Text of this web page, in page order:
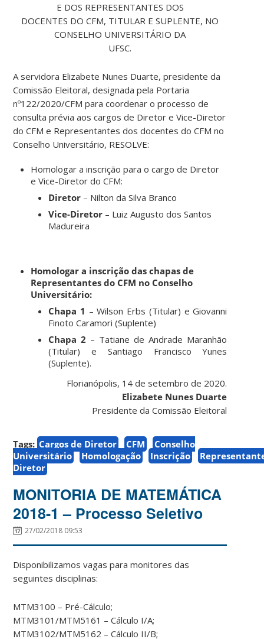
E DOS REPRESENTANTES DOS
DOCENTES DO CFM, TITULAR E SUPLENTE, NO
CONSELHO UNIVERSITÁRIO DA
UFSC.
A servidora Elizabete Nunes Duarte, presidente da
Comissão Eleitoral, designada pela Portaria
nº122/2020/CFM para coordenar o processo de
consulta prévia aos cargos de Diretor e Vice-Diretor
do CFM e Representantes dos docentes do CFM no
Conselho Universitário, RESOLVE:
Homologar a inscrição para o cargo de Diretor
e Vice-Diretor do CFM:
Diretor – Nilton da Silva Branco
Vice-Diretor – Luiz Augusto dos Santos
Madureira
Homologar a inscrição das chapas de
Representantes do CFM no Conselho
Universitário:
Chapa 1 – Wilson Erbs (Titular) e Giovanni
Finoto Caramori (Suplente)
Chapa 2 – Tatiane de Andrade Maranhão
(Titular) e Santiago Francisco Yunes
(Suplente).
Florianópolis, 14 de setembro de 2020.
Elizabete Nunes Duarte
Presidente da Comissão Eleitoral
Tags: Cargos de Diretor CFM
Conselho
Universitário
Homologação Inscrição
Diretor
MONITORIA DE MATEMÁTICA
2018-1 – Processo Seletivo
27/02/2018 09:53
Disponibilizamos vagas para monitores das
seguintes disciplinas:
MTM3100 – Pré-Cálculo;
MTM3101/MTM5161 – Cálculo I/A;
MTM3102/MTM5162 – Cálculo II/B;